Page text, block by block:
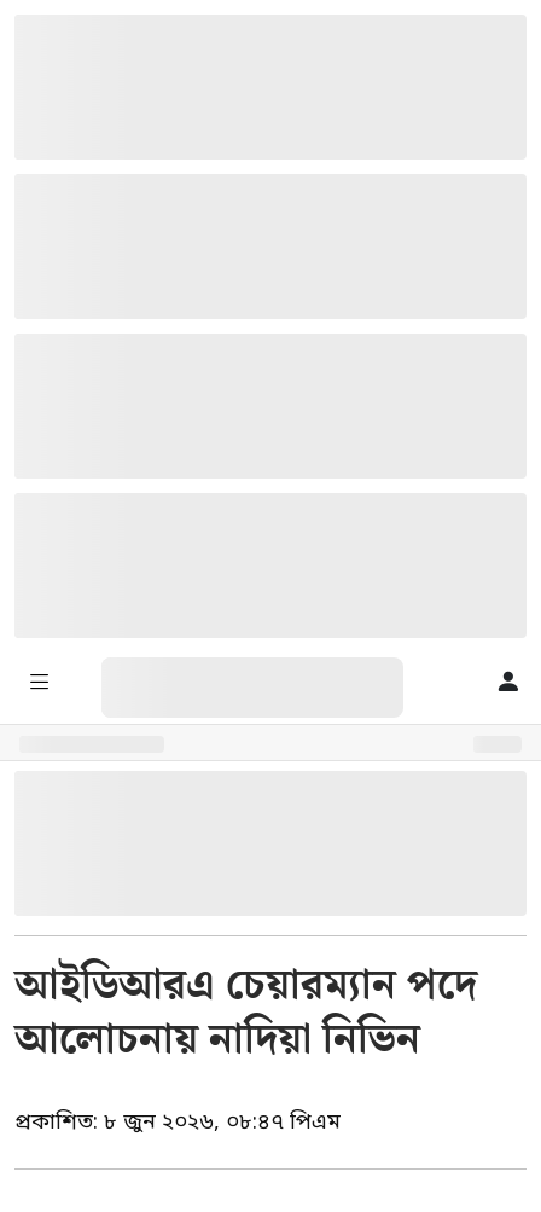
আইডিআরএ চেয়ারম্যান পদে
আলোচনায় নাদিয়া নিভিন
প্রকাশিত: ৮ জুন ২০২৬, ০৮:৪৭ পিএম